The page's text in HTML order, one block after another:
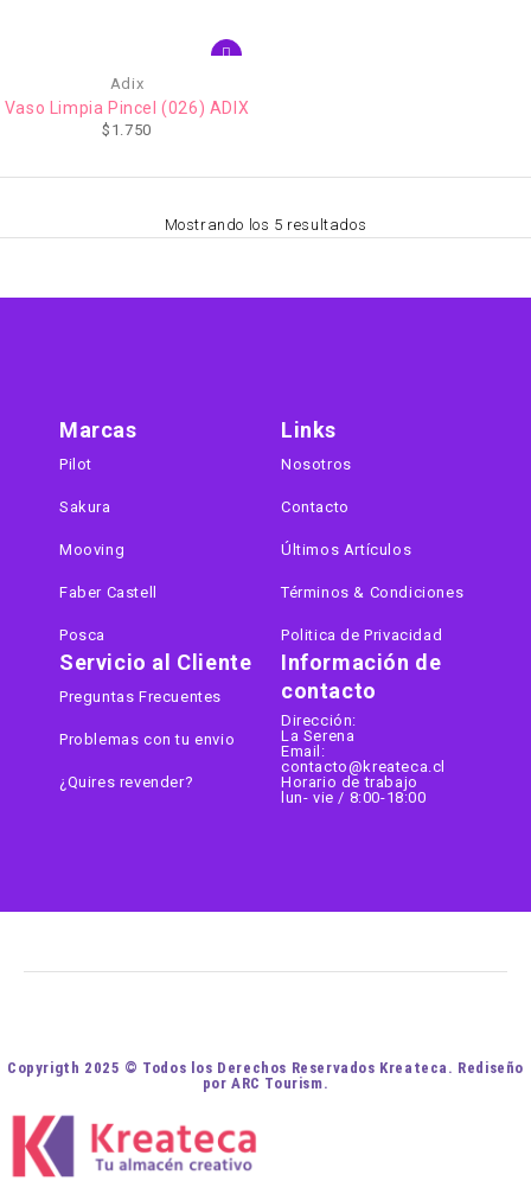
Adix
Vaso Limpia Pincel (026) ADIX
$ 1.750
Mostrando los 5 resultados
Información de
contacto
Dirección:
La Serena
Email:
contacto@kreateca.cl
Horario de trabajo
lun- vie / 8:00-18:00
Marcas
Pilot
Sakura
Mooving
Faber Castell
Posca
Links
Nosotros
Contacto
Últimos Artículos
Términos & Condiciones
Politica de Privacidad
Servicio al Cliente
Preguntas Frecuentes
Problemas con tu envio
¿Quires revender?
Copyrigth 2025 © Todos los Derechos Reservados Kreateca. Rediseño
por ARC Tourism.